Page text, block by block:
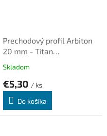
Prechodový profil Arbiton
20 mm - Titan
samolepiaci plochý
Skladom
€5,30 / ks
Do košíka